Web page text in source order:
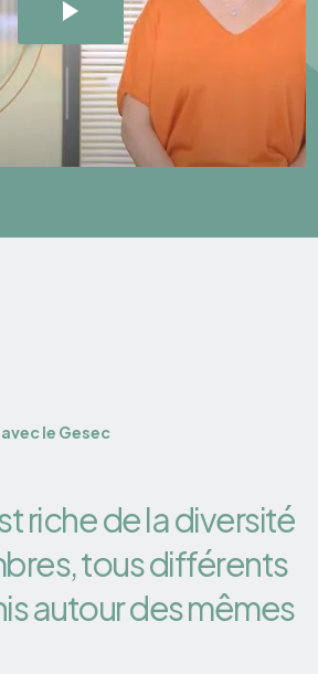
le Gesec
riche de la diversité
tous différents
autour des mêmes